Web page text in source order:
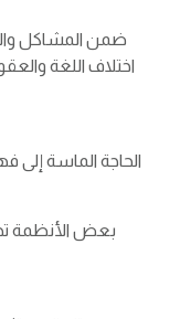
ضمن المشاكل
اختلاف اللغة
الحاجة الماسة
بعض الأنظمة